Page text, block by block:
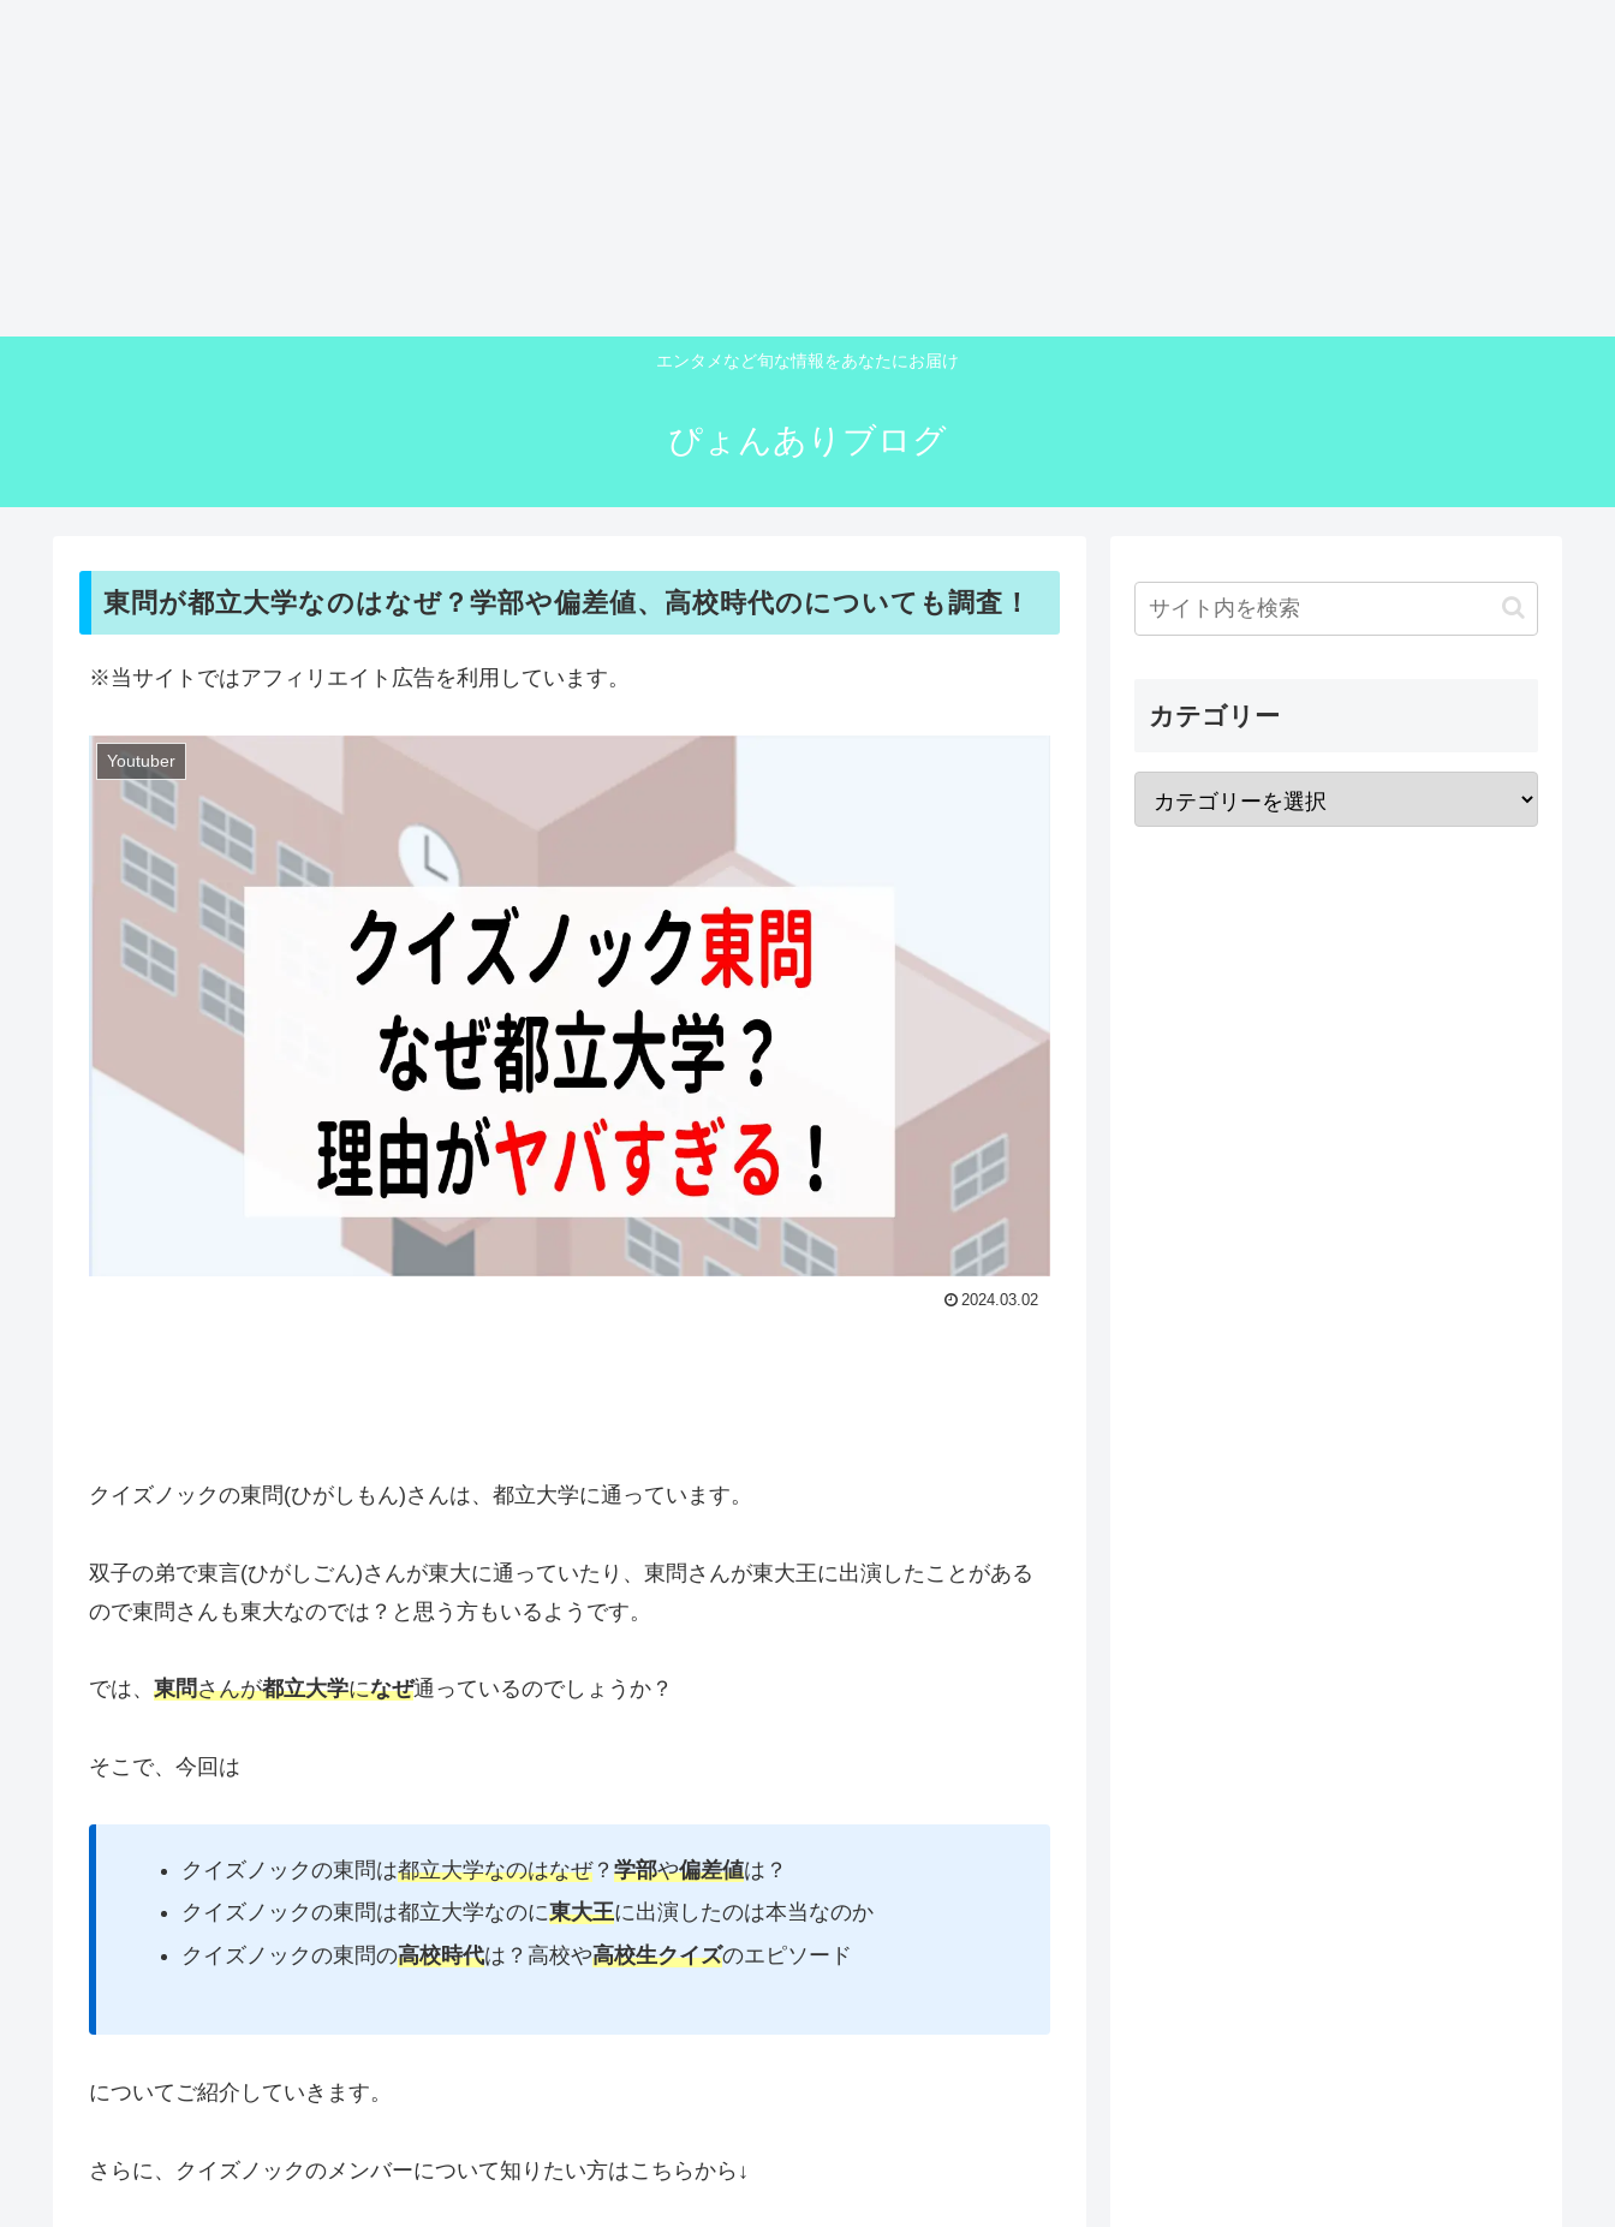
エンタメなど旬な情報をあなたにお届け
ぴょんありブログ
東問が都立大学なのはなぜ？学部や偏差値、高校時代のについても調査！
※当サイトではアフィリエイト広告を利用しています。
Youtuber
2024.03.02
クイズノックの東問(ひがしもん)さんは、都立大学に通っています。
双子の弟で東言(ひがしごん)さんが東大に通っていたり、東問さんが東大王に出演したことがある
ので東問さんも東大なのでは？と思う方もいるようです。
では、 東問さんが都立大学になぜ通っているのでしょうか？
そこで、今回は
クイズノックの東問は都立大学なのはなぜ？ 学部や偏差値は？
クイズノックの東問は都立大学なのに東大王に出演したのは本当なのか
クイズノックの東問の高校時代は？高校や高校生クイズのエピソード
についてご紹介していきます。
さらに、クイズノックのメンバーについて知りたい方はこちらから↓
カテゴリー